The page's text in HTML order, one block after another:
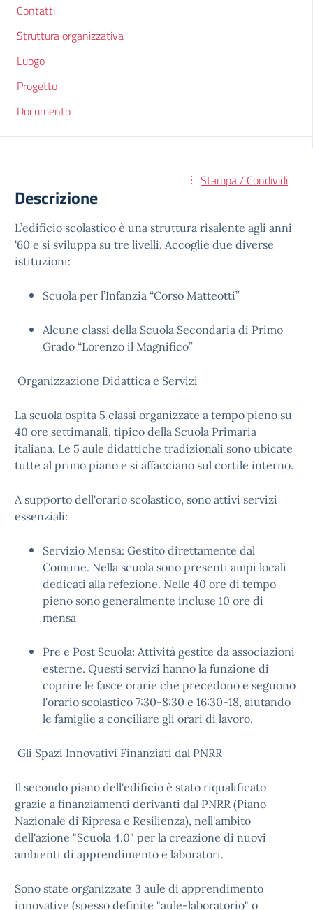
Contatti
Struttura organizzativa
Luogo
Progetto
Documento
Stampa / Condividi
Descrizione
L’edificio scolastico è una struttura risalente agli anni
'60 e si sviluppa su tre livelli. Accoglie due diverse
istituzioni:
Scuola per l’Infanzia “Corso Matteotti”
Alcune classi della Scuola Secondaria di Primo
Grado “Lorenzo il Magnifico”
Organizzazione Didattica e Servizi
La scuola ospita 5 classi organizzate a tempo pieno su
40 ore settimanali, tipico della Scuola Primaria
italiana. Le 5 aule didattiche tradizionali sono ubicate
tutte al primo piano e si affacciano sul cortile interno.
A supporto dell'orario scolastico, sono attivi servizi
essenziali:
Servizio Mensa: Gestito direttamente dal
Comune. Nella scuola sono presenti ampi locali
dedicati alla refezione. Nelle 40 ore di tempo
pieno sono generalmente incluse 10 ore di
mensa
Pre e Post Scuola: Attività gestite da associazioni
esterne. Questi servizi hanno la funzione di
coprire le fasce orarie che precedono e seguono
l'orario scolastico 7:30-8:30 e 16:30-18, aiutando
le famiglie a conciliare gli orari di lavoro.
Gli Spazi Innovativi Finanziati dal PNRR
Il secondo piano dell'edificio è stato riqualificato
grazie a finanziamenti derivanti dal PNRR (Piano
Nazionale di Ripresa e Resilienza), nell'ambito
dell'azione "Scuola 4.0" per la creazione di nuovi
ambienti di apprendimento e laboratori.
Sono state organizzate 3 aule di apprendimento
innovative (spesso definite "aule-laboratorio" o